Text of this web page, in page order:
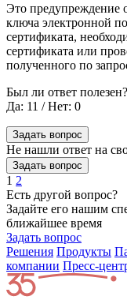
Это предупреждение
ключа электронной
сертификата,
сертификата или
полученного по
Был ли ответ полезен?
Да: 11 / Нет: 0
Задать вопрос
Не нашли ответ на
Задать вопрос
1 2
Есть другой вопрос?
Задайте его нашим
ближайшее время
Задать вопрос
Решения Продукты
компании Пресс-